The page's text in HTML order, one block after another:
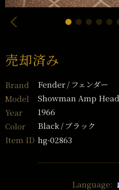
売却済み
Brand Fender
フェンダー
Model
Showman Amp Head
Year
1966
Color
Black
ブラック
Item ID hg-02863
Language: